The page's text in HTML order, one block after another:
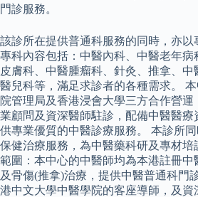
門診服務。
該診所在提供普通科服務的同時，亦
專科內容包括：中醫內科、中醫老年
皮膚科、中醫腫瘤科、針灸、推拿、
醫兒科等，滿足求診者的各種需求。
院管理局及香港浸會大學三方合作營
業顧問及資深醫師駐診，配備中醫醫
供專業優質的中醫診療服務。 本診所
保健治療服務，為中醫藥科研及專材培
範圍：本中心的中醫師均為本港註冊中
及骨傷(推拿)治療，提供中醫普通科門
港中文大學中醫學院的客座導師，及資